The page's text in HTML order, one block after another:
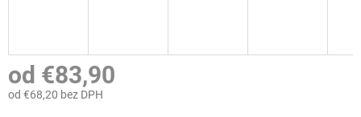
od €83,90
od €68,20 bez DPH